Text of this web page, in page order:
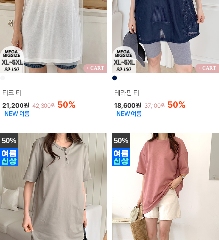
+ CART
티크 티
21,200원 42,300원 50%
+ CART
●
테라핀 티
18,600원 37,100원 50%
50% 50%